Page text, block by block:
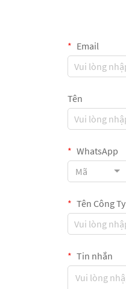
Email
Tên
WhatsApp
Mã
Tên Công Ty
Tin nhắn